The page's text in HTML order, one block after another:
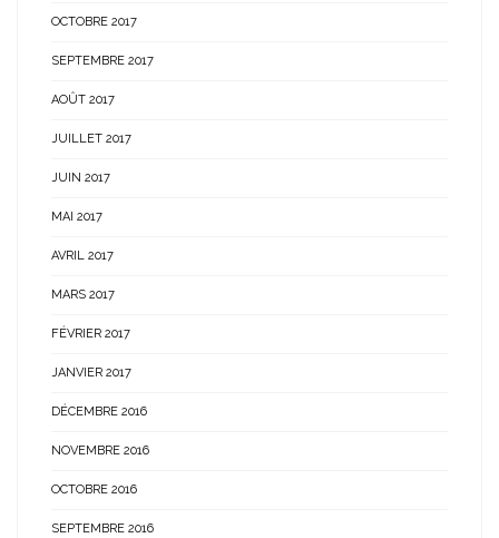
OCTOBRE 2017
SEPTEMBRE 2017
AOÛT 2017
JUILLET 2017
JUIN 2017
MAI 2017
AVRIL 2017
MARS 2017
FÉVRIER 2017
JANVIER 2017
DÉCEMBRE 2016
NOVEMBRE 2016
OCTOBRE 2016
SEPTEMBRE 2016